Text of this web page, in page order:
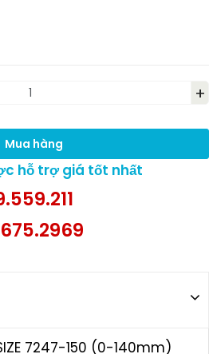
+
Mua hàng
hỗ trợ giá tốt nhất
7247-150 (0-140mm)